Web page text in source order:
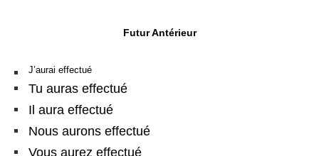
Futur Antérieur
J’aurai effectué
Tu auras effectué
Il aura effectué
Nous aurons effectué
Vous aurez effectué